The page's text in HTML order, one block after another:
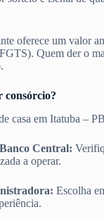
oferece um valor
Quem der o
consórcio?
casa em Itatuba –
Central:
a operar.
Escolha